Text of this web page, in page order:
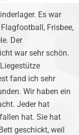
Es war
Frisbee,
Der
war sehr schön.
fand ich sehr
Wir haben ein
Jeder hat
hat. Sie hat
geschickt, weil